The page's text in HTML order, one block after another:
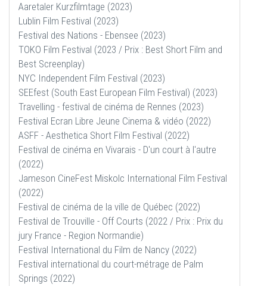
Aaretaler Kurzfilmtage (2023)
Lublin Film Festival (2023)
Festival des Nations - Ebensee (2023)
TOKO Film Festival (2023 / Prix : Best Short Film and
Best Screenplay)
NYC Independent Film Festival (2023)
SEEfest (South East European Film Festival) (2023)
Travelling - festival de cinéma de Rennes (2023)
Festival Ecran Libre Jeune Cinema & vidéo (2022)
ASFF - Aesthetica Short Film Festival (2022)
Festival de cinéma en Vivarais - D'un court à l'autre
(2022)
Jameson CineFest Miskolc International Film Festival
(2022)
Festival de cinéma de la ville de Québec (2022)
Festival de Trouville - Off Courts (2022 / Prix : Prix du
jury France - Region Normandie)
Festival International du Film de Nancy (2022)
Festival international du court-métrage de Palm
Springs (2022)